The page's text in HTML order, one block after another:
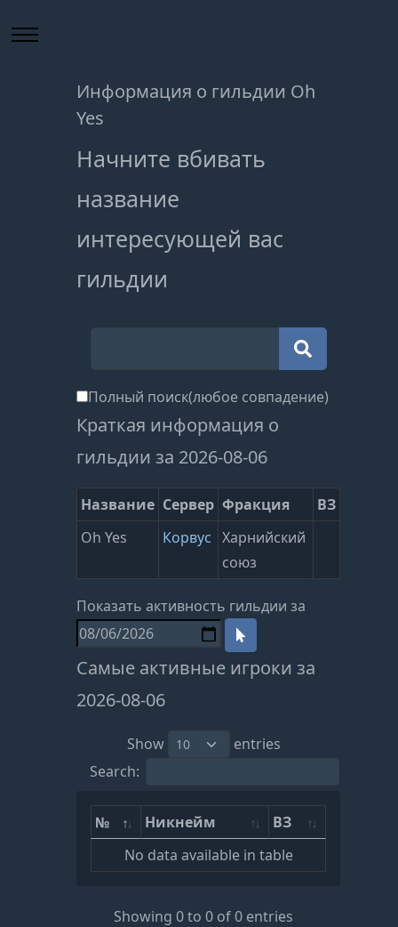
Информация о гильдии Oh
Yes
Начните вбивать
название
интересующей вас
гильдии
Полный поиск(любое совпадение)
Краткая информация о
гильдии за 2026-08-06
Название Сервер Фракция
ВЗ
Oh Yes
Корвус
Харнийский
союз
Показать активность гильдии за
Самые активные игроки за
2026-08-06
Show
entries
Search:
№ Никнейм
ВЗ
No data available in table
Showing 0 to 0 of 0 entries